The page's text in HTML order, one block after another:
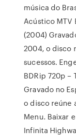
música do
Acústico MTV
(2004)
2004, o disco
sucessos.
BDRip 720p –
Gravado no
o disco reúne
Menu. Baixar
Infinita